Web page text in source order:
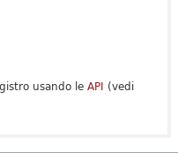
usando le API (vedi